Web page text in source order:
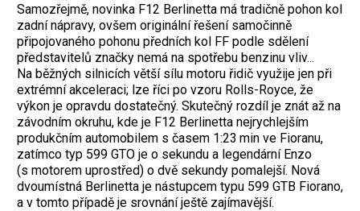
Samozřejmě, novinka F12 Berlinetta má tradičně pohon kol
zadní nápravy, ovšem originální řešení samočinně
připojovaného pohonu předních kol FF podle sdělení
představitelů značky nemá na spotřebu benzinu vliv...
Na běžných silnicích větší sílu motoru řidič využije jen při
extrémní akceleraci; lze říci po vzoru Rolls-Royce, že
výkon je opravdu dostatečný. Skutečný rozdíl je znát až na
­závodním okruhu, kde je F12 Berlinetta ­nejrychlejším
produkčním automobilem s časem 1:23 min ve Fioranu,
zatímco typ 599 GTO je o sekundu a legendární Enzo
(s motorem uprostřed) o dvě sekundy po­malejší. Nová
dvoumístná Berlinetta je nástupcem typu 599 GTB Fiorano,
a v tomto případě je srovnání ještě zajímavější.